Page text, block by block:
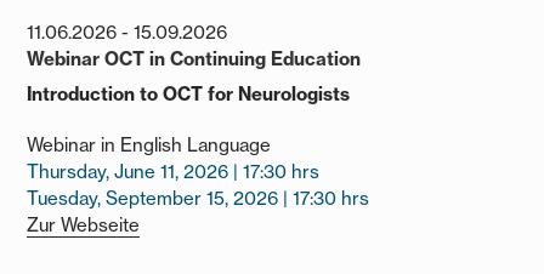
11.06.2026 -15.09.2026
Webinar OCT in Continuing Education
Introduction to OCT for Neurologists
Webinar in English Language
Thursday, June 11, 2026 | 17:30 hrs
Tuesday, September 15, 2026 | 17:30 hrs
Zur Webseite